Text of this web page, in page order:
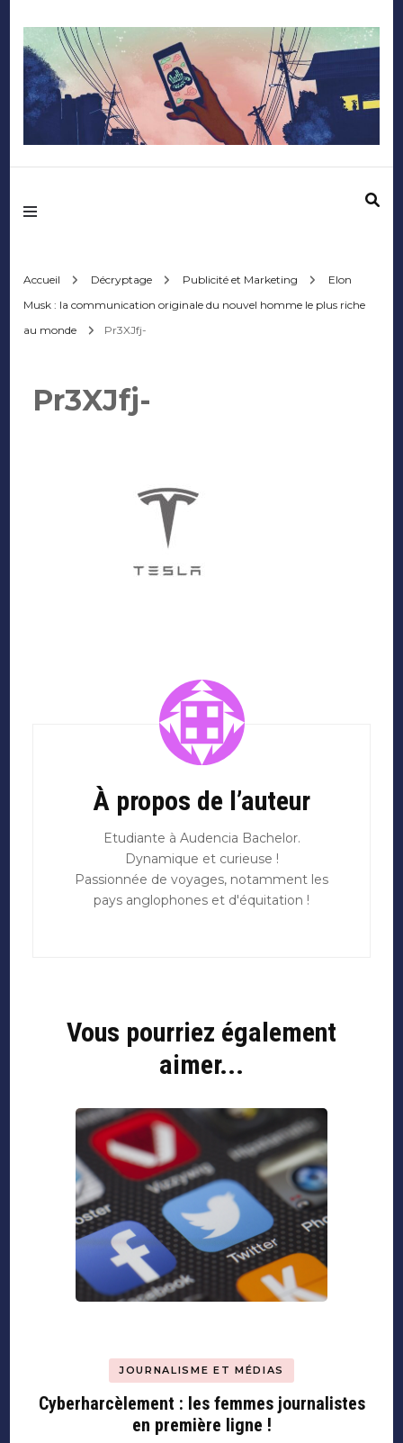
Mediafactory – Le
d'Audencia
SciencesCom
Accueil Décryptage Publicité et Marketing
Elon
Musk : la communication originale du nouvel homme le plus riche
au monde
Pr3XJfj-
Pr3XJfj-
À propos de l’auteur
Etudiante à Audencia Bachelor.
Dynamique et curieuse !
Passionnée de voyages, notamment les
pays anglophones et d'équitation !
Vous pourriez également
aimer...
JOURNALISME ET MÉDIAS
Cyberharcèlement : les femmes journalistes
en première ligne !